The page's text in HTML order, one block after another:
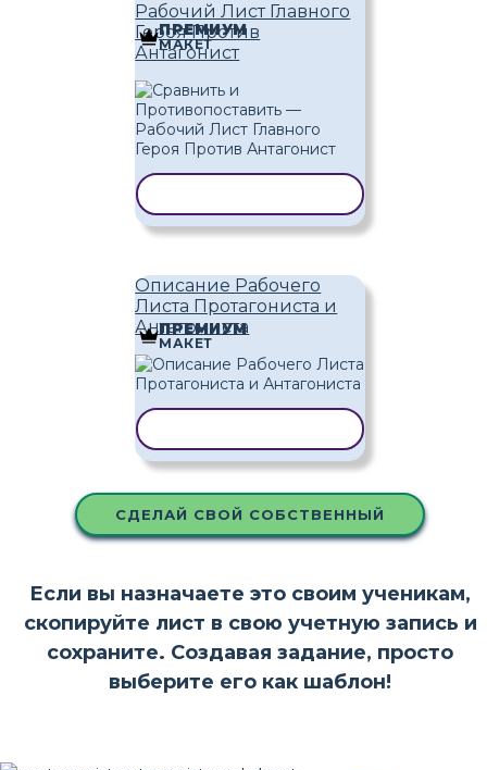
Рабочий Лист Главного
Героя Против
Антагонист
ПРЕМИУМ
МАКЕТ
Описание Рабочего
Листа Протагониста и
Антагониста
ПРЕМИУМ
МАКЕТ
СДЕЛАЙ СВОЙ СОБСТВЕННЫЙ
Если вы назначаете это своим ученикам,
скопируйте лист в свою учетную запись и
сохраните. Создавая задание, просто
выберите его как шаблон!